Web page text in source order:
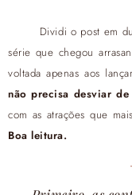
Dividi o post em
série que chegou
voltada apenas aos
não precisa desviar
com as atrações que
Boa leitura.